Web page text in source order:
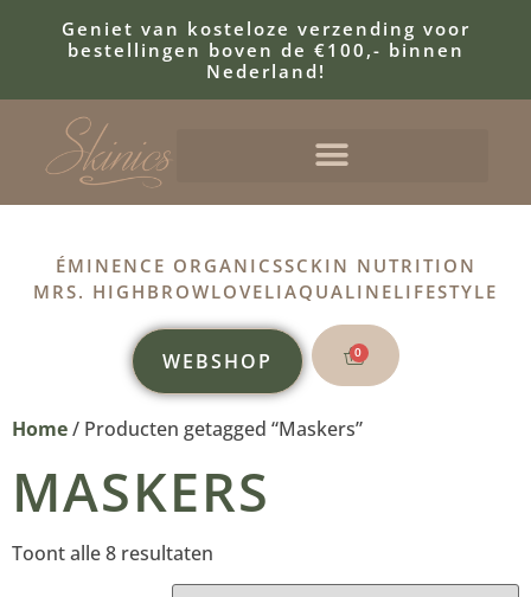
Geniet van kosteloze verzending voor
bestellingen boven de €100,- binnen
Nederland!
ÉMINENCE ORGANICSSCKIN NUTRITION
MRS. HIGHBROWLOVELIAQUALINELIFESTYLE
WEBSHOP 0
Home/ Producten getagged “Maskers”
MASKERS
Toont alle 8 resultaten